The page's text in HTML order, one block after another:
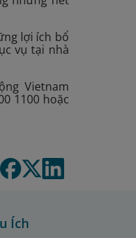
lợi ích bổ
vụ tại nhà
Vietnam
1100 hoặc
Ích